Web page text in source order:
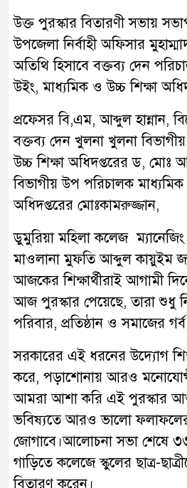
উক্ত পুরস্কার বিতারণী সভায়
উপজেলা নির্বাহী অফিসার
অতিথি হিসাবে বক্তব্য দেন
উইং, মাধ্যমিক ও উচ্চ শিক্ষা
প্রফেসর বি,এম, আব্দুল হান্নান,
বক্তব্য দেন খুলনা খুলনা
উচ্চ শিক্ষা অধিদপ্তরের ড,
বিভাগীয়‌ উপ পরিচালক মাধ্যমিক
অধিদপ্তরের মোঃকামরুজ্জান,
ডুমুরিয়া মহিলা ‌কলেজ
মাওলানা মুফতি আব্দুল কায়ুইম
আজকের শিক্ষার্থীরাই আগামী
আজ পুরস্কার পেয়েছে, তারা শুধু
পরিবার, প্রতিষ্ঠান ও সমাজের
সরকারের এই ধরনের উদ্যোগ
করে, পড়াশোনায় আরও
আমরা আশা করি এই পুরস্কার
ভবিষ্যতে আরও ভালো
জোগাবে।আলোচনা সভা শেষে
গাড়িতে কলেজে স্কুলের ছাত্র-
বিতারণ করেন।